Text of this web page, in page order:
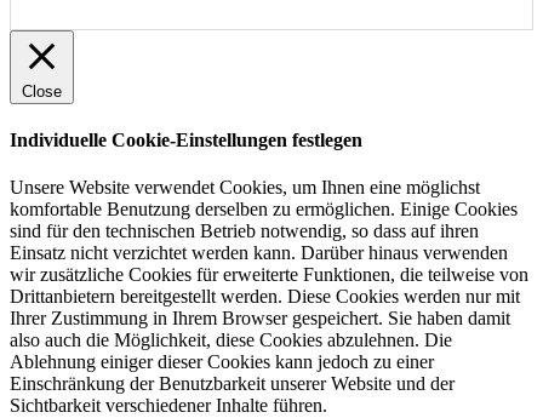
Close
Individuelle Cookie-Einstellungen festlegen
Unsere Website verwendet Cookies, um Ihnen eine möglichst
komfortable Benutzung derselben zu ermöglichen. Einige Cookies
sind für den technischen Betrieb notwendig, so dass auf ihren
Einsatz nicht verzichtet werden kann. Darüber hinaus verwenden
wir zusätzliche Cookies für erweiterte Funktionen, die teilweise von
Drittanbietern bereitgestellt werden. Diese Cookies werden nur mit
Ihrer Zustimmung in Ihrem Browser gespeichert. Sie haben damit
also auch die Möglichkeit, diese Cookies abzulehnen. Die
Ablehnung einiger dieser Cookies kann jedoch zu einer
Einschränkung der Benutzbarkeit unserer Website und der
Sichtbarkeit verschiedener Inhalte führen.